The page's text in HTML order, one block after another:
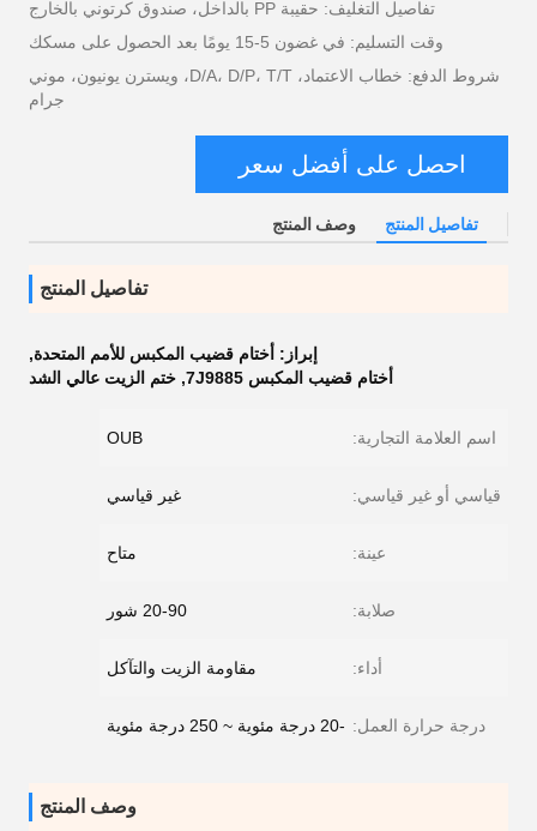
تفاصيل التغليف: حقيبة PP بالداخل، صندوق كرتوني بالخارج
وقت التسليم: في غضون 5-15 يومًا بعد الحصول على مسكك
شروط الدفع: خطاب الاعتماد، D/A، D/P، T/T، ويسترن يونيون، موني
جرام
احصل على أفضل سعر
تفاصيل المنتج وصف المنتج
تفاصيل المنتج
إبراز: أختام قضيب المكبس للأمم المتحدة,
أختام قضيب المكبس 7J9885
, ختم الزيت عالي الشد
اسم العلامة التجارية: OUB
قياسي أو غير قياسي: غير قياسي
عينة: متاح
صلابة: 20-90 شور
أداء: مقاومة الزيت والتآكل
درجة حرارة العمل: -20 درجة مئوية ~ 250 درجة مئوية
وصف المنتج